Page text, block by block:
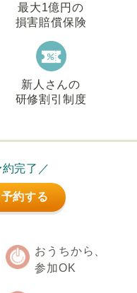
最大1億円の
損害賠償保険
新人さんの
研修割引制度
完了／
約する
おうちから、
参加OK